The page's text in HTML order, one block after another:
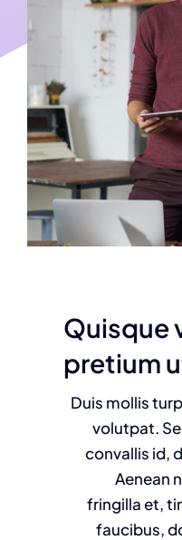
Quisque
pretium
Duis mollis
volutpat.
convallis id,
Aenean
fringilla et,
faucibus,